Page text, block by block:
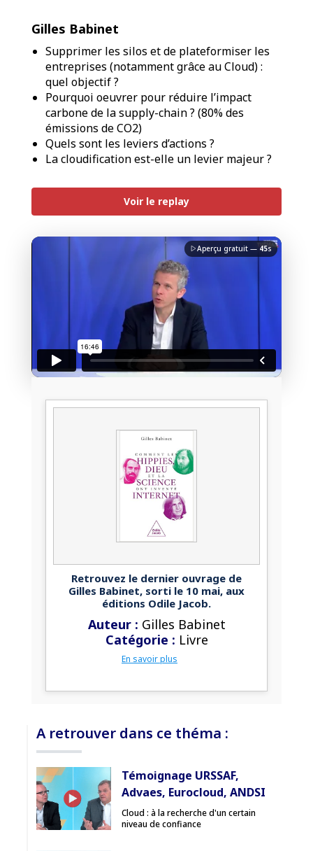
Gilles Babinet
Supprimer les silos et de plateformiser les
entreprises (notamment grâce au Cloud) :
quel objectif ?
Pourquoi oeuvrer pour réduire l’impact
carbone de la supply-chain ? (80% des
émissions de CO2)
Quels sont les leviers d’actions ?
La cloudification est-elle un levier majeur ?
Voir le replay
Aperçu gratuit — 45s
PREMIUM
charte de confidentialité
Débloquer la vidéo
Accès sécurisé
Pas encore abonné ? Découvrir nos offres
→
Retrouvez le dernier ouvrage de
Gilles Babinet, sorti le 10 mai, aux
éditions Odile Jacob.
Auteur : Gilles Babinet
Catégorie : Livre
En savoir plus
A retrouver dans ce théma :
Témoignage URSSAF,
Advaes, Eurocloud, ANDSI
Cloud : à la recherche d'un certain
niveau de confiance